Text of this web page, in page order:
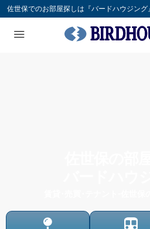
佐世保でのお部屋探しは『バードハウジング